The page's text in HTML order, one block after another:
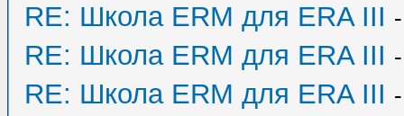
RE: Школа ERM для ERA III
RE: Школа ERM для ERA III
RE: Школа ERM для ERA III